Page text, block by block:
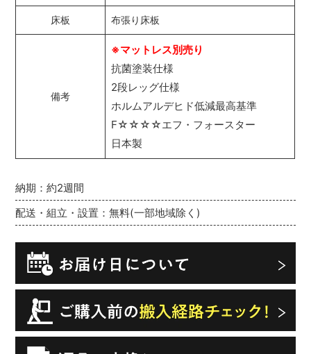
納期：約2週間
配送・組立・設置：無料(一部地域除く)
床板 布張り床板
備考
※マットレス別売り
抗菌塗装仕様
2段レッグ仕様
ホルムアルデヒド低減最高基準
F☆☆☆☆エフ・フォースター
日本製